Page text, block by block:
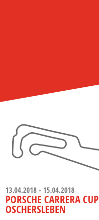
13.04.2018 - 15.04.2018
PORSCHE CARRERA CUP
OSCHERSLEBEN